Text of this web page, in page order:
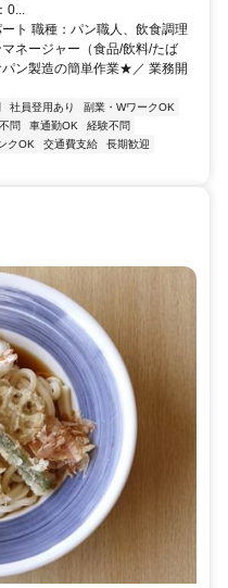
0...
ト 職種：パン職人、飲食調理
ネージャー（食品/飲料/たば
ン製造の簡単作業★／ 業務開
社員登用あり
副業・WワークOK
問 車通勤OK
経験不問
クOK 交通費支給
長期歓迎